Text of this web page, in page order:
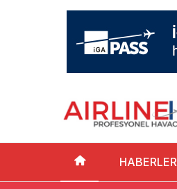
HABERLER